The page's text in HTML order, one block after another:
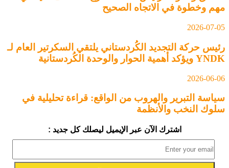
مهم وخطوة في الاتجاه الصحيح
2026-07-05
رئيس حركة التجديد الكُردستاني يلتقي السكرتير العام لـ
YNDK ويؤكد أهمية الحوار والوحدة الكُردستانية
2026-06-06
سياسة التبرير والهروب من الواقع: قراءة تحليلية في
سلوك النخب والأنظمة
اشترك الآن عبر الإيميل ليصلك كل جديد :